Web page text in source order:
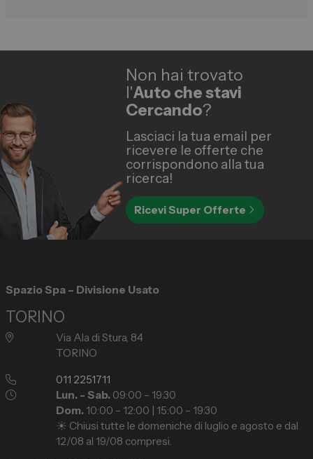
Non hai trovato
l'Auto che stavi
Cercando?
Lasciaci la tua email per
ricevere le offerte che
corrispondono alla tua
ricerca!
Ricevi Super Offerte
Spazio Spa – Divisione Usato
TORINO
Via Ala di Stura, 84
TORINO
011 2251711
Lun. - Sab.09:00 – 19:30
Dom.10:00 – 12:00 | 15:00 – 19:30
☀️ Chiusi tutte le domeniche di luglio e agosto e dal
12/08 al 19/08 compresi.